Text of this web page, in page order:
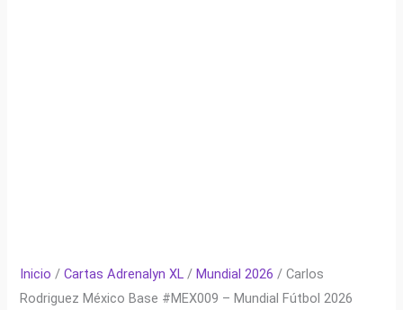
Inicio /Cartas Adrenalyn XL /Mundial 2026 / Carlos
Rodriguez México Base #MEX009 – Mundial Fútbol 2026